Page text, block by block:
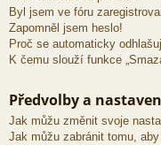
Byl jsem ve fóru
Zapomněl jsem heslo!
Proč se automaticky
K čemu slouží funkce
Předvolby a
Jak můžu změnit svoje
Jak můžu zabránit tomu,